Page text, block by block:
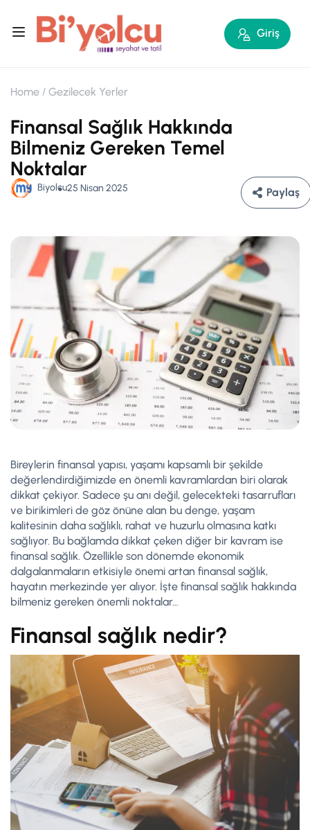
Giriş
Home Gezilecek Yerler
Finansal Sağlık Hakkında
Bilmeniz Gereken Temel
Noktalar
Biyolcu25 Nisan 2025 Paylaş
Bireylerin finansal yapısı, yaşamı kapsamlı bir şekilde
değerlendirdiğimizde en önemli kavramlardan biri olarak
dikkat çekiyor. Sadece şu anı değil, gelecekteki tasarrufları
ve birikimleri de göz önüne alan bu denge, yaşam
kalitesinin daha sağlıklı, rahat ve huzurlu olmasına katkı
sağlıyor. Bu bağlamda dikkat çeken diğer bir kavram ise
finansal sağlık. Özellikle son dönemde ekonomik
dalgalanmaların etkisiyle önemi artan finansal sağlık,
hayatın merkezinde yer alıyor. İşte finansal sağlık hakkında
bilmeniz gereken önemli noktalar…
Finansal sağlık nedir?